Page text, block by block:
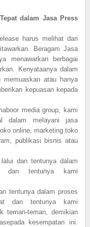
dalam Jasa Press
harus melihat dari
Beragam Jasa
menawarkan berbagai
Kenyataanya dalam
memuaskan atau hanya
kepuasan kepada
media group, kami
dalam melayani jasa
online, marketing toko
publikasi bisnis atau
dan tentunya dalam
dan tentunya kami
tentunya dalam proses
dan tentunya kami
teman-teman, demikian
kesempatan ini.